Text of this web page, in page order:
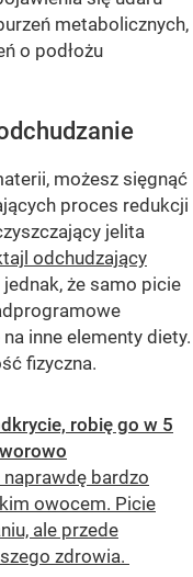
metabolicznych,
o podłożu
możesz sięgnąć
proces redukcji
jelita
odchudzający
że samo picie
inne elementy diety.
fizyczna.
robię go w 5
bardzo
owocem. Picie
ale przede
zdrowia.